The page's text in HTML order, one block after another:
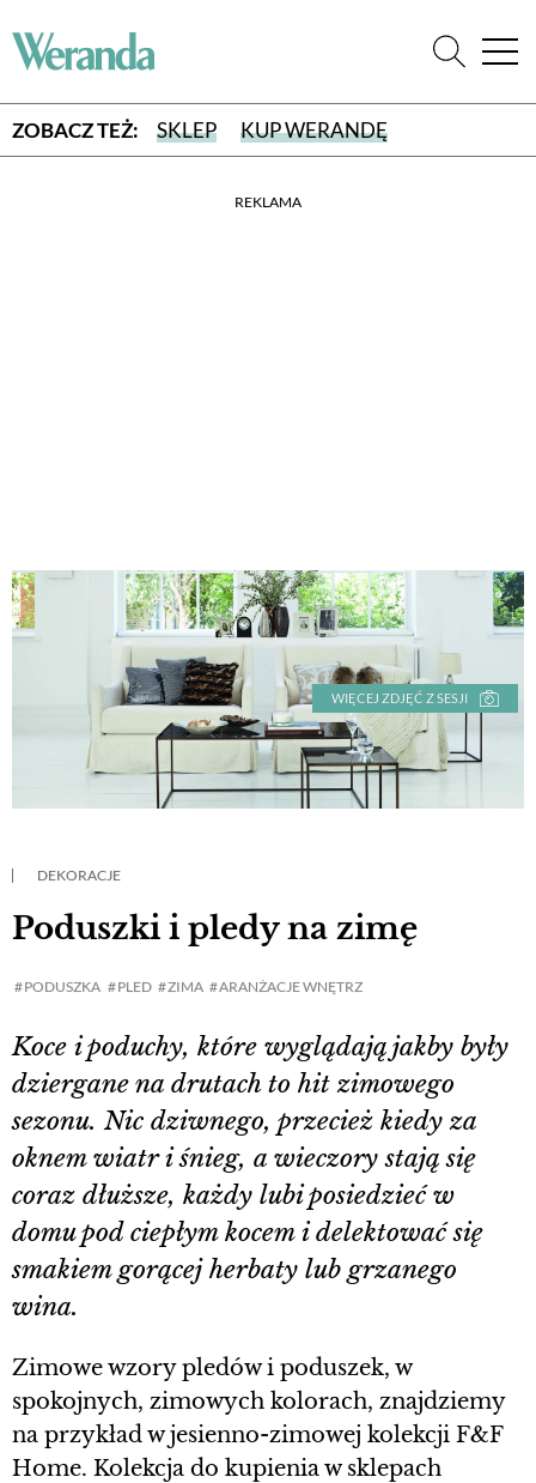
ZOBACZ TEŻ: SKLEP KUP WERANDĘ
REKLAMA
WIĘCEJ ZDJĘĆ Z SESJI
Poduszki i pledy na zimę
DEKORACJE
PODUSZKA PLED ZIMA ARANŻACJE WNĘTRZ
Koce i poduchy, które wyglądają jakby były
dziergane na drutach to hit zimowego
sezonu. Nic dziwnego, przecież kiedy za
oknem wiatr i śnieg, a wieczory stają się
coraz dłuższe, każdy lubi posiedzieć w
domu pod ciepłym kocem i delektować się
smakiem gorącej herbaty lub grzanego
wina.
Zimowe wzory pledów i poduszek, w
spokojnych, zimowych kolorach, znajdziemy
na przykład w jesienno-zimowej kolekcji F&F
Home. Kolekcja do kupienia w sklepach